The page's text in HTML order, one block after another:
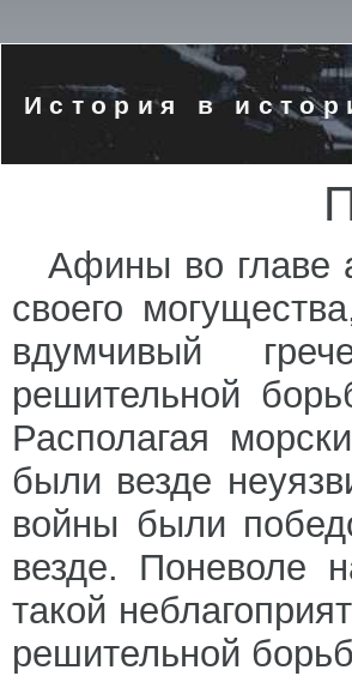
История в
Афины во главе
своего
вдумчивый
решительной
Располагая
были везде
войны были
везде. Поневоле
такой
решительной